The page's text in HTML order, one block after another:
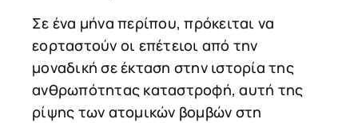
Σε ένα μήνα περίπου, πρόκειται να
εορταστούν οι επέτειοι από την
μοναδική σε έκταση στην ιστορία της
ανθρωπότητας καταστροφή, αυτή της
ρίψης των ατομικών βομβών στη